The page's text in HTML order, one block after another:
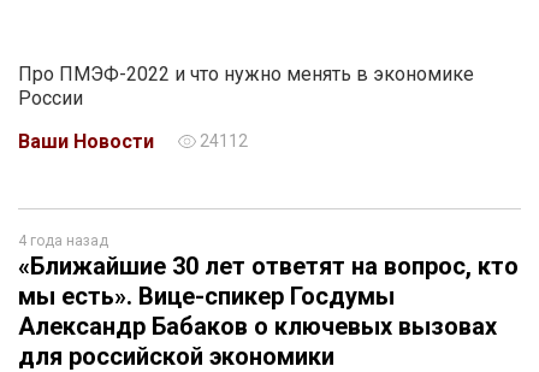
Про ПМЭФ-2022 и что нужно менять в экономике
России
Ваши Новости
24112
4 года назад
«Ближайшие 30 лет ответят на вопрос, кто
мы есть». Вице-спикер Госдумы
Александр Бабаков о ключевых вызовах
для российской экономики